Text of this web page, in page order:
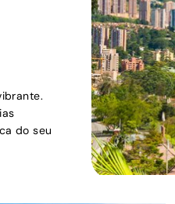
do seu